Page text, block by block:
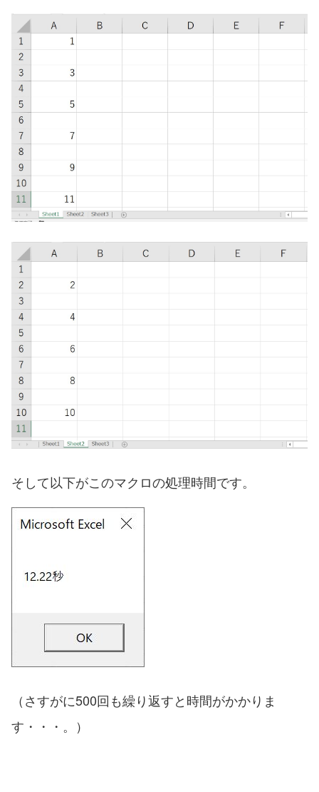
そして以下がこのマクロの処理時間です。
（さすがに500回も繰り返すと時間がかかりま
す・・・。）